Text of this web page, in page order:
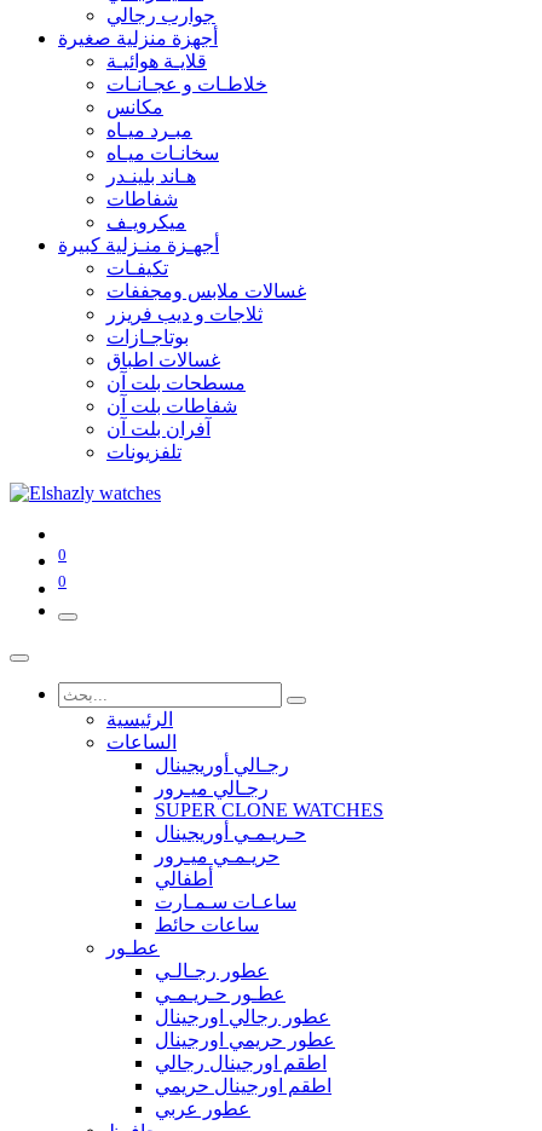
جوارب رجالي
أجهزة منزلية صغيرة
قلايـة هوائيـة
خلاطـات و عجـانـات
مكانس
مبـرد ميـاه
سخانـات ميـاه
هـاند بلينـدر
شفاطات
ميكرويـف
أجهـزة منـزلية كبيرة
تكيفـات
غسالات ملابس ومجففات
ثلاجات و ديب فريزر
بوتاجـازات
غسالات اطباق
مسطحات بلت آن
شفاطات بلت آن
آفران بلت آن
تلفزيونات
0
0
الرئيسية
الساعات
رجـالي أوريجينال
رجـالي ميـرور
SUPER CLONE WATCHES
حـريـمـي أوريجينال
حريـمـي ميـرور
أطفالي
ساعـات سـمـارت
ساعات حائط
عطـور
عطور رجـالـي
عطـور حـريـمـي
عطور رجالي اورجينال
عطور حريمي اورجينال
اطقم اورجينال رجالي
اطقم اورجينال حريمي
عطور عربي